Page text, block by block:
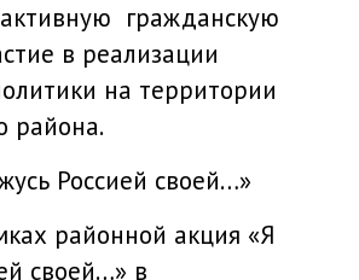
гражданскую
в реализации
на территории
района.
Россией своей…»
районной акция «Я
своей…» в